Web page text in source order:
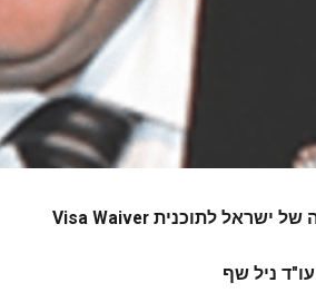
של ישראל לתוכניתVisa Waiver
ניל שף